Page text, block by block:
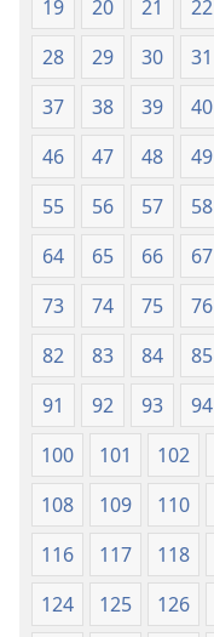
19
20 21 22
28
29 30 31
37
38 39 40
46
47 48 49
55
56 57 58
64
65 66 67
73
74 75 76
82
83 84 85
91
92 93 94
100
101 102
108
109 110
116
117 118
124
125 126